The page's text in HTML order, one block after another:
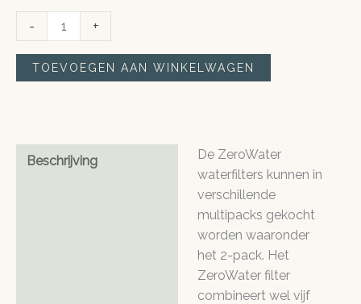
-
Zerowater
waterfilter
2
+
TOEVOEGEN AAN WINKELWAGEN
Beschrijving
De ZeroWater
waterfilters kunnen in
verschillende
multipacks gekocht
worden waaronder
het 2-pack. Het
ZeroWater filter
combineert wel vijf